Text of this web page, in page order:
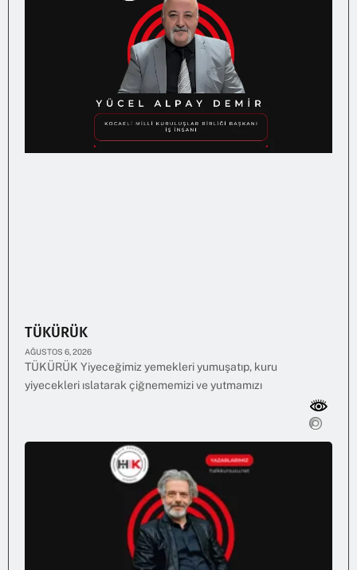
TÜKÜRÜK
AĞUSTOS 6, 2026
TÜKÜRÜK Yiyeceğimiz yemekleri yumuşatıp, kuru
yiyecekleri ıslatarak çiğnememizi ve yutmamızı